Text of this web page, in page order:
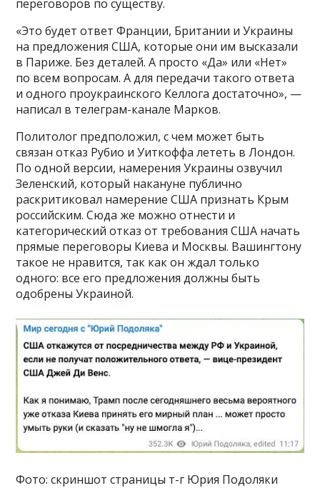
переговоров по существу.
«Это будет ответ Франции, Британии и Украины
на предложения США, которые они им высказали
в Париже. Без деталей. А просто «Да» или «Нет»
по всем вопросам. А для передачи такого ответа
и одного проукраинского Келлога достаточно», —
написал в телеграм-канале Марков.
Политолог предположил, с чем может быть
связан отказ Рубио и Уиткоффа лететь в Лондон.
По одной версии, намерения Украины озвучил
Зеленский, который накануне публично
раскритиковал намерение США признать Крым
российским. Сюда же можно отнести и
категорический отказ от требования США начать
прямые переговоры Киева и Москвы. Вашингтону
такое не нравится, так как он ждал только
одного: все его предложения должны быть
одобрены Украиной.
Фото: скриншот страницы т-г Юрия Подоляки